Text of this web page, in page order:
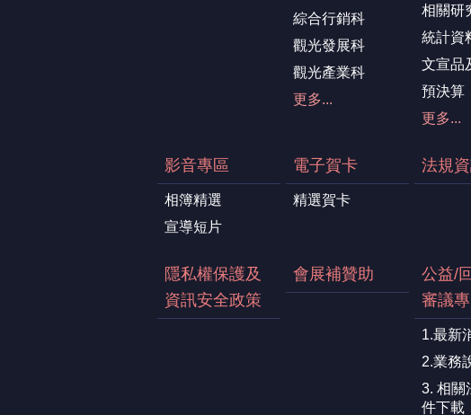
綜合行銷科
觀光發展科
觀光產業科
更多...
相關研
統計資
文宣品
預決算
更多...
影音專區
相簿精選
宣導短片
電子賀卡
精選賀卡
法規
隱私權保護及
資訊安全政策
會展補贊助
公益/
審議
1.最新
2.業務
3. 相關
件下載